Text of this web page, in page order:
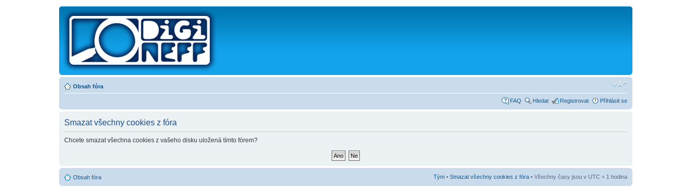
Obsah fóra
FAQ Hledat Registrovat Přihlásit se
Smazat všechny cookies z fóra
Chcete smazat všechna cookies z vašeho disku uložená tímto fórem?
Obsah fóra Tým• Smazat všechny cookies z fóra• Všechny časy jsou v UTC + 1 hodina